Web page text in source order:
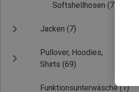
Softshellhosen (7)
Jacken (7)
Pullover, Hoodies,
Shirts (69)
Funktionsunterwäsche (1)